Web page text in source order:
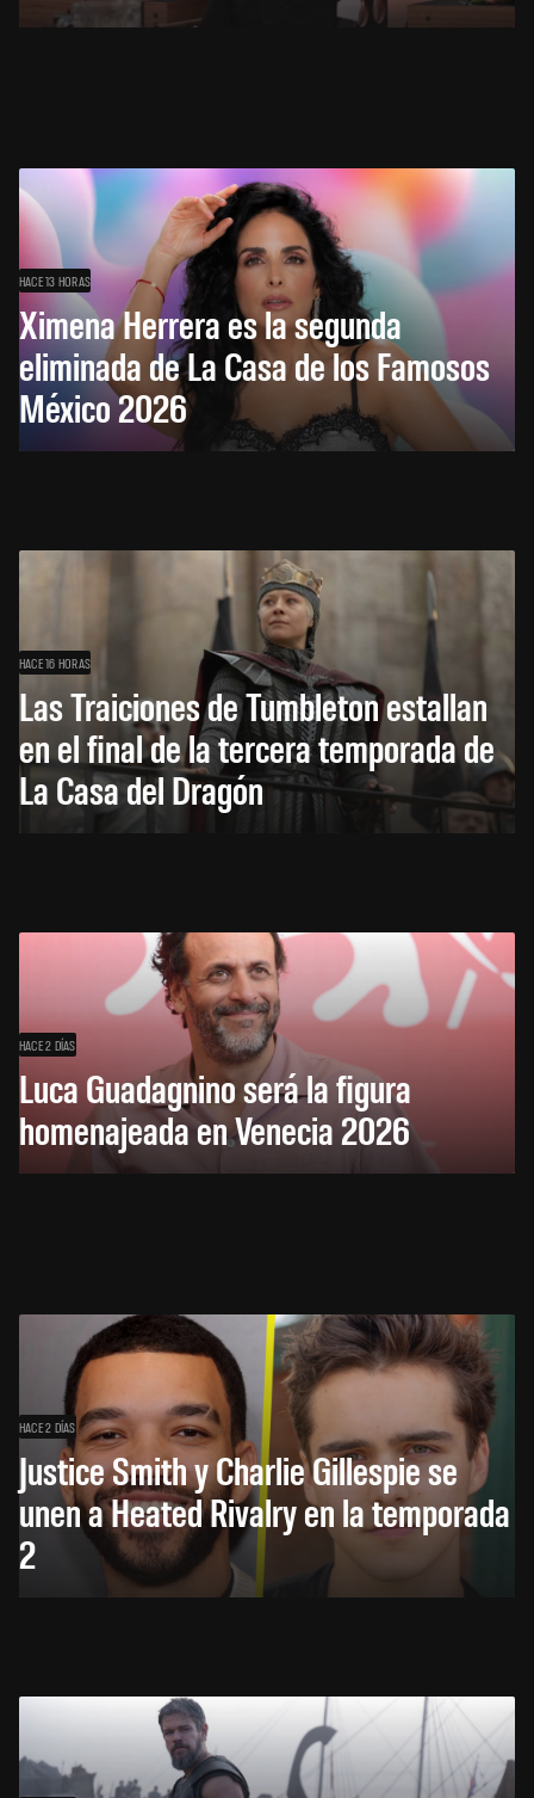
HACE 13 HORAS
Ximena Herrera es la segunda
eliminada de La Casa de los Famosos
México 2026
HACE 16 HORAS
Las Traiciones de Tumbleton estallan
en el final de la tercera temporada de
La Casa del Dragón
HACE 2 DÍAS
Luca Guadagnino será la figura
homenajeada en Venecia 2026
HACE 2 DÍAS
Justice Smith y Charlie Gillespie se
unen a Heated Rivalry en la temporada
2